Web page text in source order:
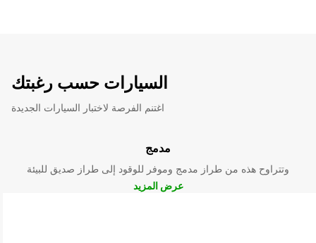
السيارات حسب رغبتك
اغتنم الفرصة لاختبار السيارات الجديدة
مدمج
وتتراوح هذه من طراز مدمج وموفر للوقود إلى طراز صديق للبيئة
عرض المزيد